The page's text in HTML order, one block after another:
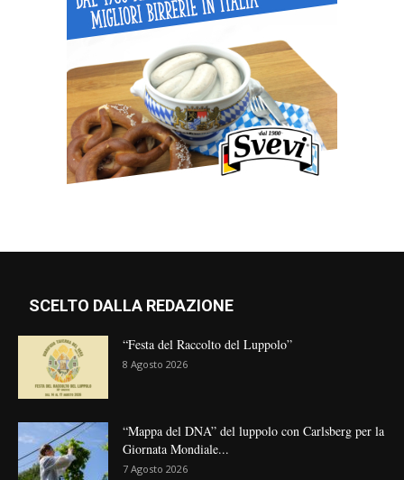
SCELTO DALLA REDAZIONE
“Festa del Raccolto del Luppolo”
8 Agosto 2026
“Mappa del DNA” del luppolo con Carlsberg per la
Giornata Mondiale...
7 Agosto 2026